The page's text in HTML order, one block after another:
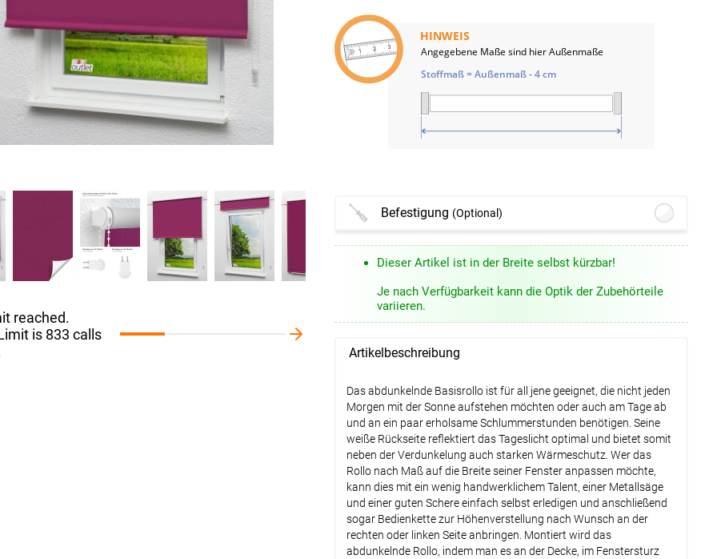
reached.
833 calls
per hour.
833 calls
per hour.
reached.
is 833 calls
HINWEIS
Stoffmaß = Außenmaß - 4 cm
Angegebene Maße sind hier Außenmaße
Befestigung (Optional)
Lysel Outlet - Ersatzträger für Basisrollo
Dieser Artikel ist in der Breite selbst kürzbar!
Je nach Verfügbarkeit kann die Optik der Zubehörteile
variieren.
Artikelbeschreibung
Das abdunkelnde Basisrollo ist für all jene geeignet, die nicht jeden
Morgen mit der Sonne aufstehen möchten oder auch am Tage ab
und an ein paar erholsame Schlummerstunden benötigen. Seine
weiße Rückseite reflektiert das Tageslicht optimal und bietet somit
neben der Verdunkelung auch starken Wärmeschutz. Wer das
Rollo nach Maß auf die Breite seiner Fenster anpassen möchte,
kann dies mit ein wenig handwerklichem Talent, einer Metallsäge
und einer guten Schere einfach selbst erledigen und anschließend
sogar Bedienkette zur Höhenverstellung nach Wunsch an der
rechten oder linken Seite anbringen. Montiert wird das
abdunkelnde Rollo, indem man es an der Decke, im Fenstersturz